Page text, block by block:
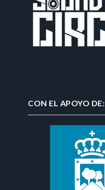
CON EL APOYO DE: